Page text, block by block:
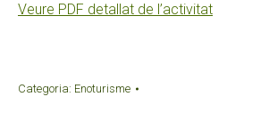
Veure PDF detallat de l’activitat
Categoria: Enoturisme